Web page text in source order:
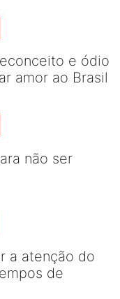
e ódio
amor ao Brasil
não ser
a atenção do
de